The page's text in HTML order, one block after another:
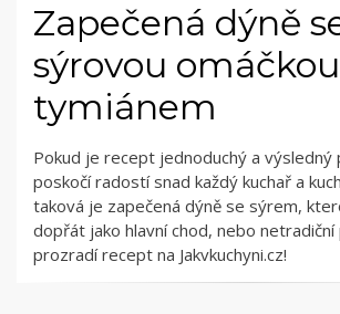
Zapečená dýně
sýrovou
tymiánem
Pokud je recept jednoduchý a výsledný
poskočí radostí snad každý kuchař a
taková je zapečená dýně se sýrem,
dopřát jako hlavní chod, nebo netradiční
prozradí recept na Jakvkuchyni.cz!